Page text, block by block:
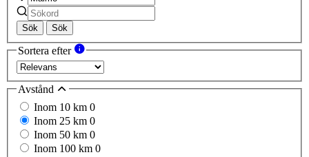
Sök Sök
Sortera efter
Avstånd
Inom 10 km 0
Inom 25 km 0
Inom 50 km 0
Inom 100 km 0